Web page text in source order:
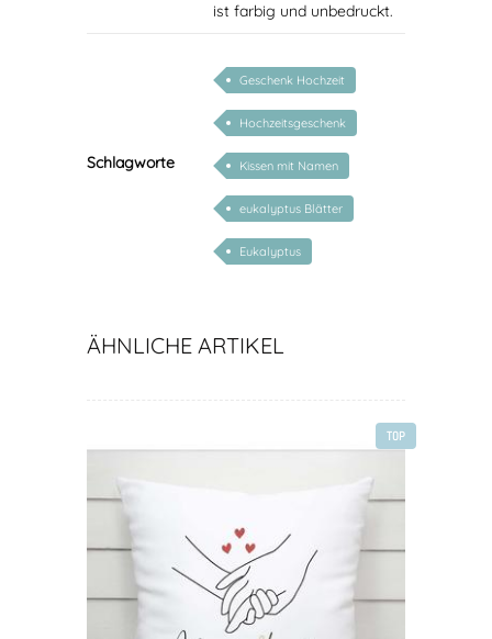
ist farbig und unbedruckt.
Schlagworte
Geschenk Hochzeit
Hochzeitsgeschenk
Kissen mit Namen
eukalyptus Blätter
Eukalyptus
ÄHNLICHE ARTIKEL
TOP